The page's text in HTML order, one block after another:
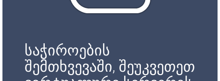
საჭიროების
შემთხვევაში, შეუკვეთეთ